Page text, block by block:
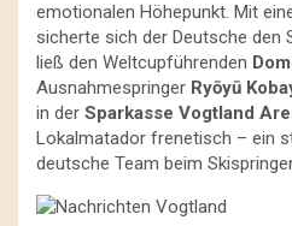
emotionalen Höhepunkt. Mit
sicherte sich der Deutsche den
ließ den Weltcupführenden
Ausnahmespringer Ryōyū
in der Sparkasse Vogtland
Lokalmatador frenetisch – ein
deutsche Team beim